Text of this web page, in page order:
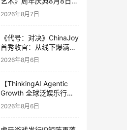
式上线，多重福利与全新
内容同步开启
2026年8月7日
《代号：对决》ChinaJoy
首秀收官：从线下爆满看
见玩家的真实期待
2026年8月6日
【ThinkingAI Agentic
Growth 全球泛娱乐行业
峰会】Agent 时代，人到
底负责什么
2026年8月6日